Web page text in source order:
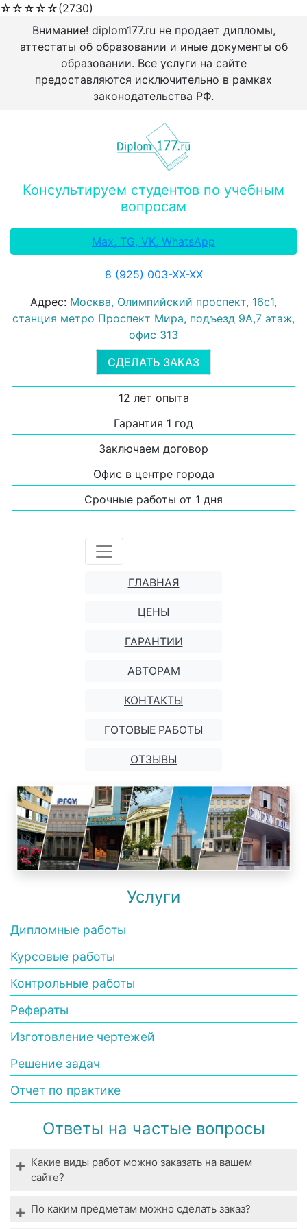
☆ ☆ ☆ ☆ ☆(2730)
Внимание! diplom177.ru не продает дипломы,
аттестаты об образовании и иные документы об
образовании. Все услуги на сайте
предоставляются исключительно в рамках
законодательства РФ.
Консультируем студентов по учебным
вопросам
Max, TG, VK, WhatsApp
8 (925) 003-ХХ-ХХ
Адрес: Москва, Олимпийский проспект, 16с1,
станция метро Проспект Мира, подъезд 9А,7 этаж,
офис 313
СДЕЛАТЬ ЗАКАЗ
12 лет опыта
Гарантия 1 год
Заключаем договор
Офис в центре города
Срочные работы от 1 дня
ГЛАВНАЯ
ЦЕНЫ
ГАРАНТИИ
АВТОРАМ
КОНТАКТЫ
ГОТОВЫЕ РАБОТЫ
ОТЗЫВЫ
Услуги
Дипломные работы
Курсовые работы
Контрольные работы
Рефераты
Изготовление чертежей
Решение задач
Отчет по практике
Ответы на частые вопросы
Какие виды работ можно заказать на вашем
сайте?
Мы выполняем все виды студенческих работ. У
По каким предметам можно сделать заказ?